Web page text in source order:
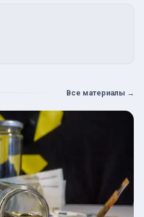
Все материалы →